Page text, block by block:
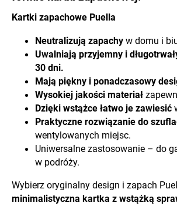
na
gwiazdek.
Kartki zapachowe Puella
Neutralizują zapachy w domu i
Uwalniają przyjemny i
30 dni.
Mają piękny i ponadczasowy
Wysokiej jakości materiał
Dzięki wstążce łatwo je zawiesić
Praktyczne rozwiązanie do
wentylowanych miejsc.
Uniwersalne zastosowanie – do
w podróży.
Wybierz oryginalny design i zapach
minimalistyczna kartka z wstążką
a
m